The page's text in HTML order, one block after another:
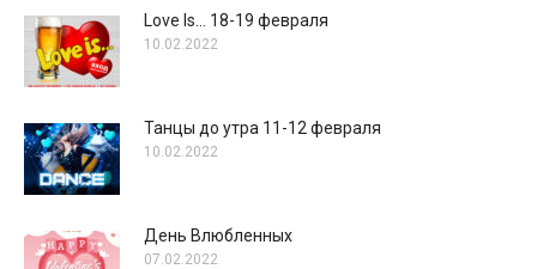
Love Is… 18-19 февраля
10.02.2022
Танцы до утра 11-12 февраля
10.02.2022
День Влюбленных
07.02.2022